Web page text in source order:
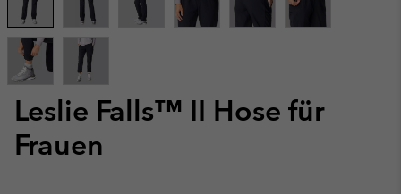
Leslie Falls™ II Hose für
Frauen